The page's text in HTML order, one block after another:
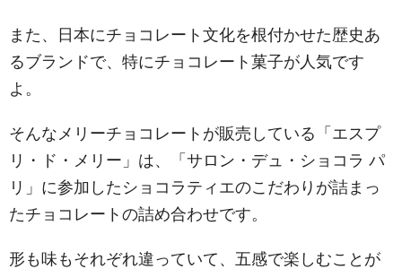
また、日本にチョコレート文化を根付かせた歴史あ
るブランドで、特にチョコレート菓子が人気です
よ。
そんなメリーチョコレートが販売している「エスプ
リ・ド・メリー」は、「サロン・デュ・ショコラ パ
リ」に参加したショコラティエのこだわりが詰まっ
たチョコレートの詰め合わせです。
形も味もそれぞれ違っていて、五感で楽しむことが